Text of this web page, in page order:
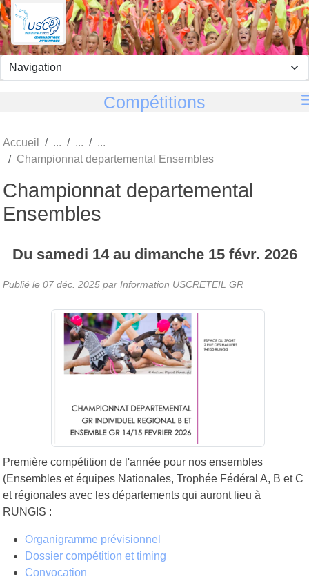
Compétitions
Accueil
Championnat departemental Ensembles
Championnat departemental
Ensembles
Du samedi 14au dimanche 15 févr. 2026
Publié le 07 déc. 2025 par Information USCRETEIL GR
Première compétition de l'année pour nos ensembles
(Ensembles et équipes Nationales, Trophée Fédéral A, B et C
et régionales avec les départements qui auront lieu à
RUNGIS :
Organigramme prévisionnel
Dossier compétition et timing
Convocation
Panneau de gestion des cookies